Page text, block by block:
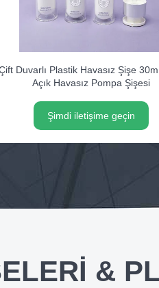
Duvarlı Plastik Havasız Şişe
Açık Havasız Pompa Şişesi
Şimdi iletişime geçin
&